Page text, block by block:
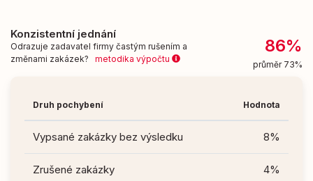
Konzistentní jednání
Odrazuje zadavatel firmy častým rušením a
změnami zakázek? metodika výpočtu
86%
průměr 73%
Druh pochybení Hodnota
Vypsané zakázky bez výsledku 8%
Zrušené zakázky 4%